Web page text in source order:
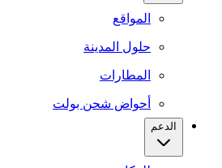
المواقع
حلول المدينة
المطارات
أحواض شحن بولت
الدعم